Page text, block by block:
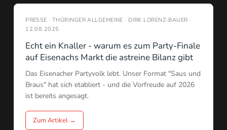
PRESSE · THÜRINGER ALLGEMEINE · DIRK LORENZ-BAUER ·
12.08.2025
Echt ein Knaller - warum es zum Party-Finale
auf Eisenachs Markt die astreine Bilanz gibt
Das Eisenacher Partyvolk lebt. Unser Format "Saus und
Braus" hat sich etabliert - und die Vorfreude auf 2026
ist bereits angesagt.
Zum Artikel →